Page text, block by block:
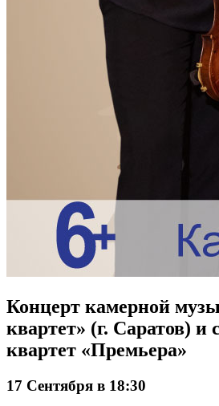
Концерт камерной
квартет» (г. Саратов) и
квартет «Премьера»
17 Сентября в 18:30